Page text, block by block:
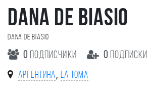
DANA DE BIASIO
Dana De Biasio
0 подписчики 0 подписки
Аргентина, La Toma